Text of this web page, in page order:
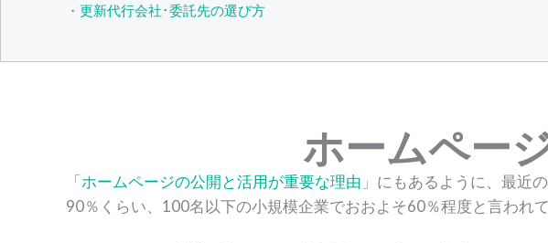
・ 更新代行会社･委託先の選び方
ホームペー
「ホームページの公開と活用が重要な理由 」にもあるように、最近
90％くらい、100名以下の小規模企業でおおよそ60％程度と言われ